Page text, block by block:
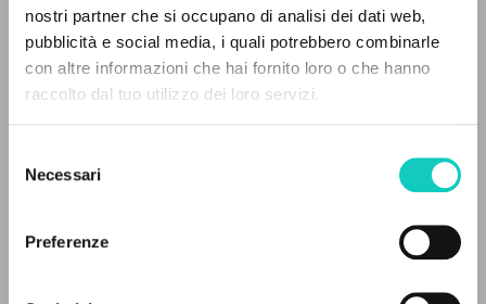
nostri partner che si occupano di analisi dei dati web,
pubblicità e social media, i quali potrebbero combinarle
con altre informazioni che hai fornito loro o che hanno
raccolto dal tuo utilizzo dei loro servizi.
delNecessari
Preferenze
Cabello BelénTraductor
Español
RESULTADOS SUCESIVOS